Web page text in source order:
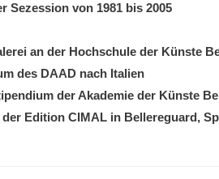
Sezession von 1981 bis 2005
an der Hochschule der Künste
des DAAD nach Italien
der Akademie der Künste
Editi­on CIMAL in Bellereguard,